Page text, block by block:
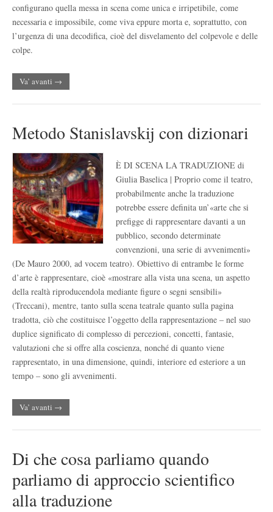
configurano quella messa in scena come unica e irripetibile, come
necessaria e impossibile, come viva eppure morta e, soprattutto, con
l’urgenza di una decodifica, cioè del disvelamento del colpevole e delle
colpe.
Va’ avanti →
Metodo Stanislavskij con dizionari
È DI SCENA LA TRADUZIONE di
Giulia Baselica | Proprio come il teatro,
probabilmente anche la traduzione
potrebbe essere definita un’«arte che si
prefigge di rappresentare davanti a un
pubblico, secondo determinate
convenzioni, una serie di avvenimenti»
(De Mauro 2000, ad vocem teatro). Obiettivo di entrambe le forme
d’arte è rappresentare, cioè «mostrare alla vista una scena, un aspetto
della realtà riproducendola mediante figure o segni sensibili»
(Treccani), mentre, tanto sulla scena teatrale quanto sulla pagina
tradotta, ciò che costituisce l’oggetto della rappresentazione – nel suo
duplice significato di complesso di percezioni, concetti, fantasie,
valutazioni che si offre alla coscienza, nonché di quanto viene
rappresentato, in una dimensione, quindi, interiore ed esteriore a un
tempo – sono gli avvenimenti.
Va’ avanti →
Di che cosa parliamo quando
parliamo di approccio scientifico
alla traduzione